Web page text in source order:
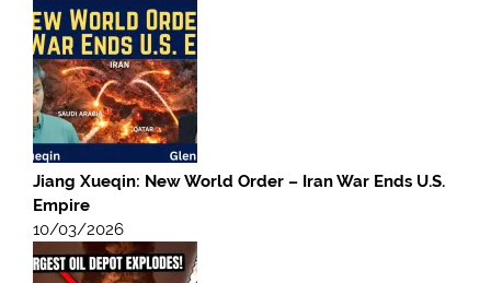
Jiang Xueqin: New World Order – Iran War Ends U.S.
Empire
10/03/2026